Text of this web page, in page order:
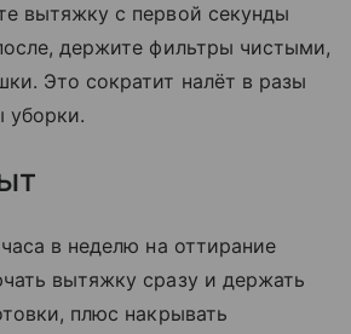
вытяжку с первой секунды
держите фильтры чистыми,
Это сократит налёт в разы
уборки.
в неделю на оттирание
вытяжку сразу и держать
плюс накрывать